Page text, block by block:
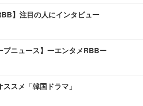
】注目の人にインタビュー
プニュース】ーエンタメRBBー
スメ「韓国ドラマ」